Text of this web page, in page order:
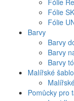
Fólie
Fólie
Fólie
Barvy
Barvy
Barvy
Barvy
Malířské
Pomůcky pro